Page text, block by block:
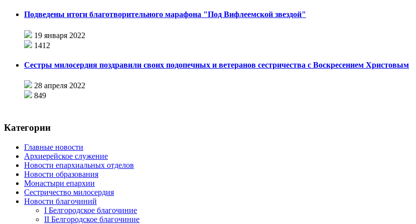
Подведены итоги благотворительного марафона "Под Вифлеемской звездой"
19 января 2022
1412
Сестры милосердия поздравили своих подопечных и ветеранов сестричества с Воскресением Христовым
28 апреля 2022
849
Категории
Главные новости
Архиерейское служение
Новости епархиальных отделов
Новости образования
Монастыри епархии
Сестричество милосердия
Новости благочиний
I Белгородское благочиние
II Белгородское благочиние